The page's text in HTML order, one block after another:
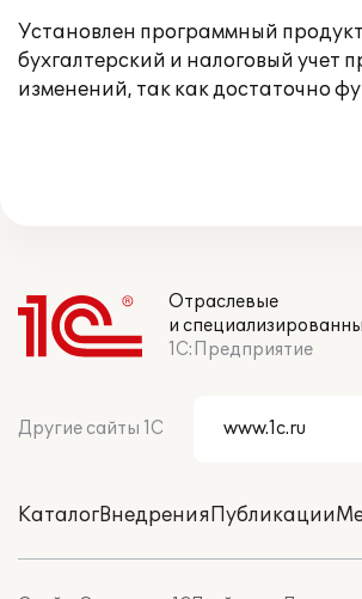
Установлен программный
бухгалтерский и налоговый
изменений, так как достаточно
Отраслевые
и
1С:Предприятие
Другие сайты 1С
КаталогВнедренияПубликации